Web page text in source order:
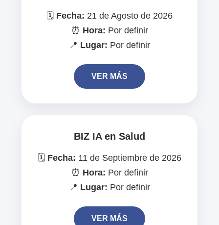
🗓️ Fecha: 21 de Agosto de 2026
⏰ Hora: Por definir
📍 Lugar: Por definir
VER MÁS
BIZ IA en Salud
🗓️ Fecha: 11 de Septiembre de 2026
⏰ Hora: Por definir
📍 Lugar: Por definir
VER MÁS